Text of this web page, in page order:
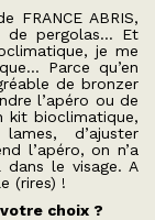
FRANCE ABRIS,
de pergolas… Et
je me
Parce qu’en
de bronzer
l’apéro ou de
kit bioclimatique,
d’ajuster
l’apéro, on n’a
le visage. A
(rires) !
choix ?